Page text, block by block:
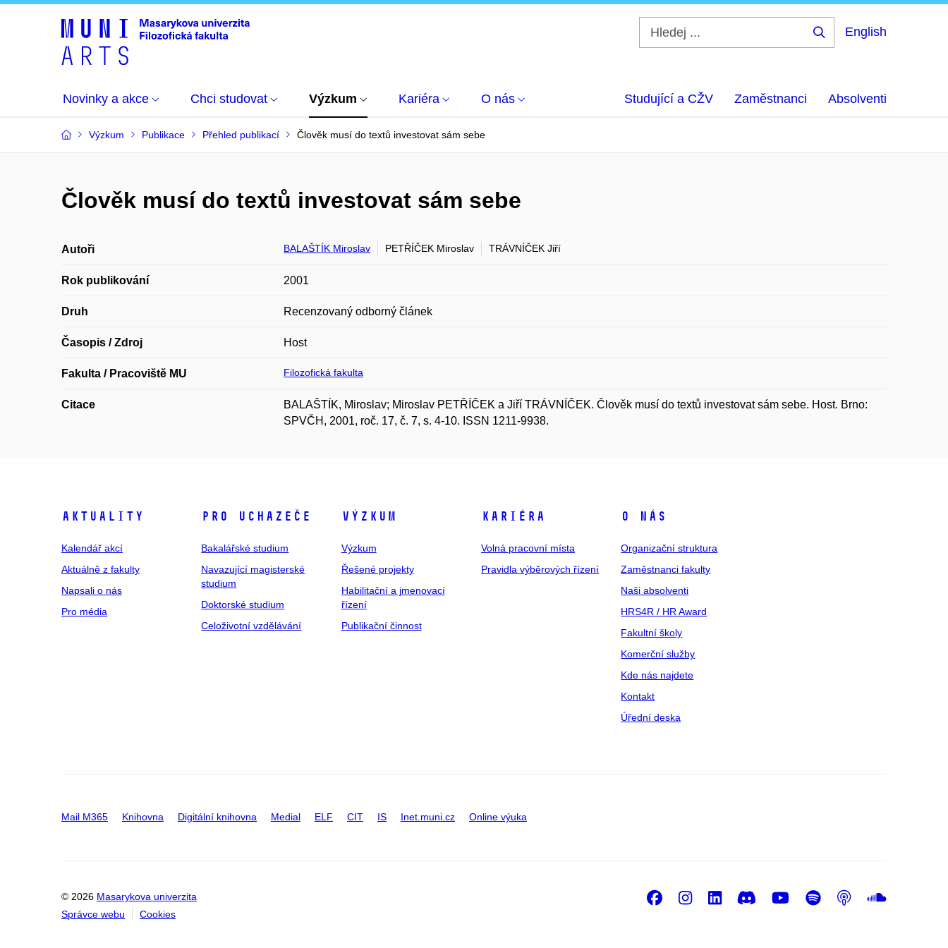
English
Novinky a akce Chci studovat Výzkum Kariéra O nás Studující a CŽV Zaměstnanci Absolventi
Výzkum Publikace Přehled publikací Člověk musí do textů investovat sám sebe
Člověk musí do textů investovat sám sebe
Autoři BALAŠTÍK Miroslav PETŘÍČEK Miroslav TRÁVNÍČEK Jiří
Rok publikování 2001
Druh Recenzovaný odborný článek
Časopis / Zdroj Host
Fakulta / Pracoviště MU Filozofická fakulta
Citace
BALAŠTÍK, Miroslav; Miroslav PETŘÍČEK a Jiří TRÁVNÍČEK. Člověk musí do textů investovat sám sebe. Host. Brno:
SPVČH, 2001, roč. 17, č. 7, s. 4-10. ISSN 1211-9938.
Aktuality
Kalendář akcí
Aktuálně z fakulty
Napsali o nás
Pro média
Pro uchazeče
Bakalářské studium
Navazující magisterské
studium
Doktorské studium
Celoživotní vzdělávání
Výzkum
Výzkum
Řešené projekty
Habilitační a jmenovací
řízení
Publikační činnost
Kariéra
Volná pracovní místa
Pravidla výběrových řízení
O nás
Organizační struktura
Zaměstnanci fakulty
Naši absolventi
HRS4R / HR Award
Fakultní školy
Komerční služby
Kde nás najdete
Kontakt
Úřední deska
Mail M365 Knihovna Digitální knihovna Medial ELF CIT IS Inet.muni.cz Online výuka
© 2026 Masarykova univerzita
Správce webu
Cookies
Facebook
Instagram
LinkedIn
DiscordYoutube
Spotify
Podcast